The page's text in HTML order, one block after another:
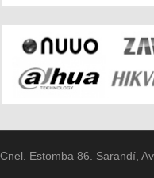
Cnel. Estomba 86. Sarandí,